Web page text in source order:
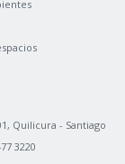
Quilicura - Santiago
3220